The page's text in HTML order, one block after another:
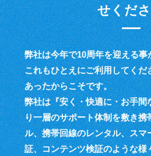
せくだ
弊社は今年で10周年を迎える事
これもひとえにご利用してくだ
あったからこそです。
弊社は『安く・快適に・お手間
り一層のサポート体制を敷き携
ル、携帯回線のレンタル、スマ
証、コンテンツ検証のような様